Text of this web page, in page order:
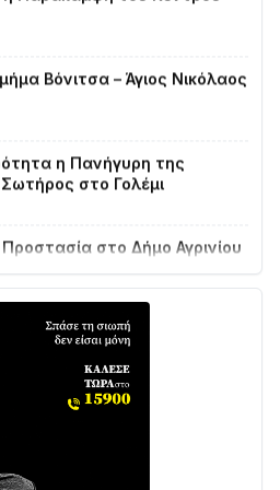
στο Γολέμι
που κυκλοφορεί
εκχώρηση των νερών
που κυκλοφορεί